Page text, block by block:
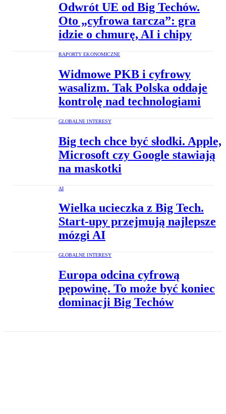
Odwrót UE od Big Techów.
Oto „cyfrowa tarcza”: gra
idzie o chmurę, AI i chipy
RAPORTY EKONOMICZNE
Widmowe PKB i cyfrowy
wasalizm. Tak Polska oddaje
kontrolę nad technologiami
GLOBALNE INTERESY
Big tech chce być słodki. Apple,
Microsoft czy Google stawiają
na maskotki
AI
Wielka ucieczka z Big Tech.
Start-upy przejmują najlepsze
mózgi AI
GLOBALNE INTERESY
Europa odcina cyfrową
pępowinę. To może być koniec
dominacji Big Techów